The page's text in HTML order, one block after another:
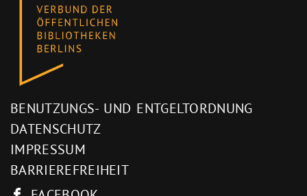
BENUTZUNGS- UND ENTGELTORDNUNG
DATENSCHUTZ
IMPRESSUM
BARRIEREFREIHEIT